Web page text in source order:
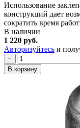
Использование
конструкций дает
сократить время
В наличии
1 220 руб.
Авторизуйтесь и
−
В корзину